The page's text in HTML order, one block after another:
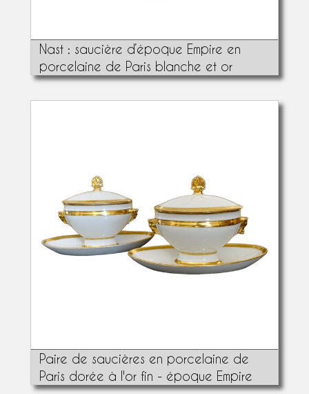
Nast : saucière d’époque Empire en
porcelaine de Paris blanche et or
Paire de saucières en porcelaine de
Paris dorée à l'or fin - époque Empire